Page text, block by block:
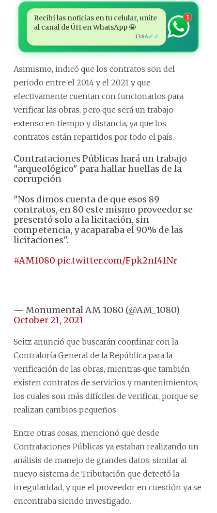
Recibí las noticias en tu celular, unite
al canal de ÚH en WhatsApp 🤩
13:44✓✓
1
Asimismo, indicó que los contratos son del
periodo entre el 2014 y el 2021 y que
efectivamente cuentan con funcionarios para
verificar las obras, pero que será un trabajo
extenso en tiempo y distancia, ya que los
contratos están repartidos por todo el país.
Contrataciones Públicas hará un trabajo
"arqueológico" para hallar huellas de la
corrupción
"Nos dimos cuenta de que esos 89
contratos, en 80 este mismo proveedor se
presentó solo a la licitación, sin
competencia, y acaparaba el 90% de las
licitaciones".
#AM1080 pic.twitter.com/Fpk2nf41Nr
— Monumental AM 1080 (@AM_1080)
October 21, 2021
Seitz anunció que buscarán coordinar con la
Contraloría General de la República para la
verificación de las obras, mientras que también
existen contratos de servicios y mantenimientos,
los cuales son más difíciles de verificar, porque se
realizan cambios pequeños.
Entre otras cosas, mencionó que desde
Contrataciones Públicas ya estaban realizando un
análisis de manejo de grandes datos, similar al
nuevo sistema de Tributación que detectó la
irregularidad, y que el proveedor en cuestión ya se
encontraba siendo investigado.